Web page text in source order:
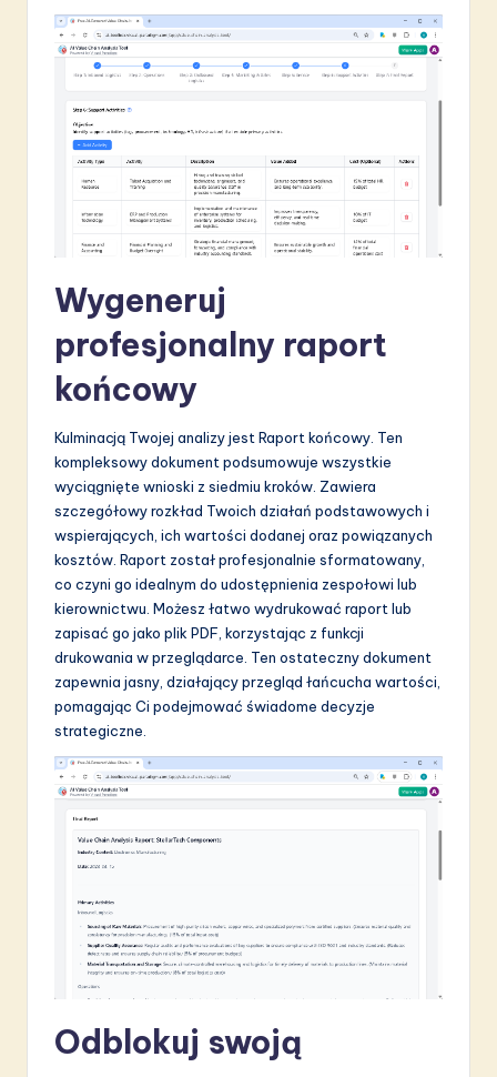
Wygeneruj
profesjonalny raport
końcowy
Kulminacją Twojej analizy jest Raport końcowy. Ten
kompleksowy dokument podsumowuje wszystkie
wyciągnięte wnioski z siedmiu kroków. Zawiera
szczegółowy rozkład Twoich działań podstawowych i
wspierających, ich wartości dodanej oraz powiązanych
kosztów. Raport został profesjonalnie sformatowany,
co czyni go idealnym do udostępnienia zespołowi lub
kierownictwu. Możesz łatwo wydrukować raport lub
zapisać go jako plik PDF, korzystając z funkcji
drukowania w przeglądarce. Ten ostateczny dokument
zapewnia jasny, działający przegląd łańcucha wartości,
pomagając Ci podejmować świadome decyzje
strategiczne.
Odblokuj swoją